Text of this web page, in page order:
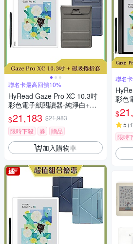
聯名卡最高回饋10%
HyRead Gaze Pro XC 10.3吋
彩色電子紙閱讀器-純淨白+磁
吸捲折套 (組合)
$21,183 $21,983
限時下殺
券 贈品
加入購物車
聯名
彩色
吸
$
5 (1
限時